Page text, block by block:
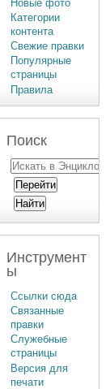
Новые фото
Категории
контента
Свежие правки
Популярные
страницы
Правила
Поиск
Инструмент
ы
Ссылки сюда
Связанные
правки
Служебные
страницы
Версия для
печати